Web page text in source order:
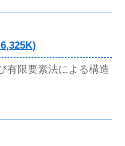
有限要素法による構造